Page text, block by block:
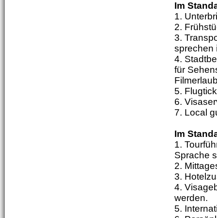
Im
1.
2.
3.
sprechen
4.
für
5.
6.
7. Local
Im
1.
Sprache
2.
3.
4.
werden.
5.